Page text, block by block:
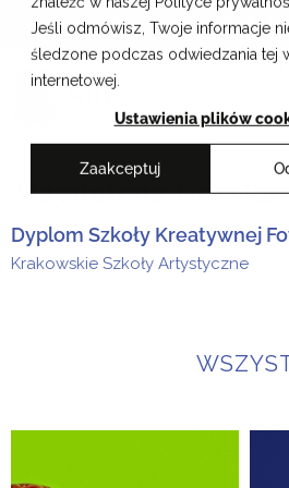
Jeśli odmówisz, Twoje informacje
śledzone podczas odwiedzania tej
internetowej.
Ustawienia plików
Zaakceptuj
Przejdź
treści
Krakowskie Szkoły
EN
Magdalena Górska
Dyplom Szkoły Kreatywnej
Krakowskie Szkoły Artystyczne